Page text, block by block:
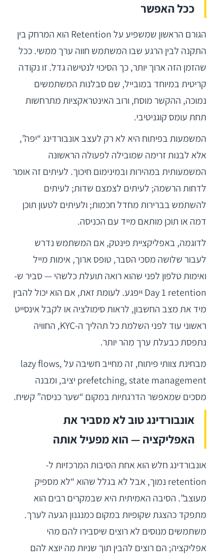
ככל האפשר
הגורם הראשון שמשפיע על Retention הוא המרחק בין
התקנה לבין הרגע שבו המשתמש חווה ערך ממשי. ככל
שהזמן הזה ארוך יותר, כך הסיכוי לנטישה גדל. זו נקודה
קריטית במיוחד במובייל, שם סבלנות המשתמשים
נמוכה, ההקשר מוסח, ורוב האינטראקציות מתרחשות
תחת עומס קוגניטיבי.
המשמעות בפיתוח היא לא רק לעצב אונבורדינג “יפה”,
אלא לבנות זרימה שמובילה לפעולה הראשונה
המשמעותית במהירות ובמינימום חיכוך. לעיתים זה אומר
לדחות הרשמה; לעיתים לצמצם שדות; לעיתים
להשתמש בברירות מחדל חכמות; ולעיתים לטעון תוכן
דמה או תוכן מותאם מייד עם הכניסה.
לדוגמה, באפליקציית פינטק, אם המשתמש נדרש
לעבור שלושה מסכי הסבר, טופס ארוך, אימות מייל
ואימות טלפון לפני שהוא רואה תועלת כלשהי — סביר ש-
Day 1 retention ייפגע. לעומת זאת, אם הוא יכול להבין
מיד את מצב החשבון, לראות סימולציה או לקבל אינסייט
ראשוני עוד לפני השלמת כל תהליך ה-KYC, החוויה
נתפסת כבעלת ערך מהר יותר.
מבחינת צוותי פיתוח, זה מחייב חשיבה על lazy flows,
prefetching, state management יציב, ומבנה
מסכים שמאפשר הדרגתיות במקום “שער כניסה” קשיח.
אונבורדינג טוב לא מסביר את
האפליקציה — הוא מפעיל אותה
אונבורדינג חלש הוא אחת הסיבות המרכזיות ל-
retention נמוך, אבל לא בגלל שהוא “לא מספיק
מעוצב”. הסיבה האמיתית היא שבמקרים רבים הוא
מתפקד כהצגת שקופיות במקום כמנגנון הגעה לערך.
משתמשים מנוסים לא רוצים שיסבירו להם מהי
אפליקציה; הם רוצים להבין תוך שניות מה יוצא להם